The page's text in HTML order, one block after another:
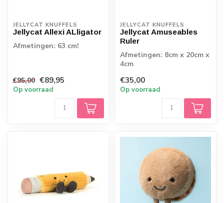
JELLYCAT KNUFFELS
Jellycat Allexi ALligator
Afmetingen: 63 cm!
€95,00 €89,95
Op voorraad
JELLYCAT KNUFFELS
Jellycat Amuseables
Ruler
Afmetingen: 8cm x 20cm x
4cm
€35,00
Op voorraad